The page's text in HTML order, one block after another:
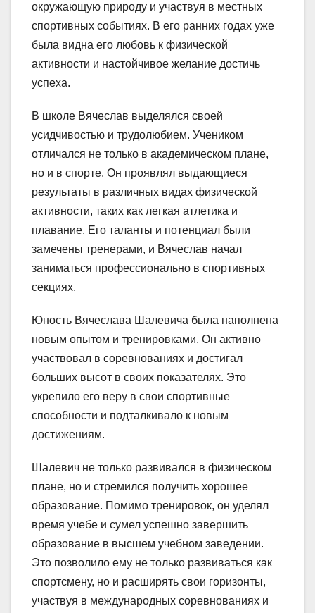
окружающую природу и участвуя в местных
спортивных событиях. В его ранних годах уже
была видна его любовь к физической
активности и настойчивое желание достичь
успеха.
В школе Вячеслав выделялся своей
усидчивостью и трудолюбием. Учеником
отличался не только в академическом плане,
но и в спорте. Он проявлял выдающиеся
результаты в различных видaх физической
активности, таких как легкая атлетика и
плавание. Его таланты и потенциал были
замечены тренерами, и Вячеслав начал
заниматься профессионально в спортивных
секциях.
Юность Вячеслава Шалевича была наполнена
новым опытом и тренировками. Он активно
участвовал в соревнованиях и достигал
больших высот в своих показателях. Это
укрепило его веру в свои спортивные
способности и подталкивало к новым
достижениям.
Шалевич не только развивался в физическом
плане, но и стремился получить хорошее
образование. Помимо тренировок, он уделял
время учебе и сумел успешно завершить
образование в высшем учебном заведении.
Это позволило ему не только развиваться как
спортсмену, но и расширять свои горизонты,
участвуя в международных соревнованиях и